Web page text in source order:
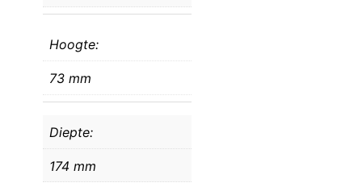
Hoogte:
73 mm
Diepte:
174 mm